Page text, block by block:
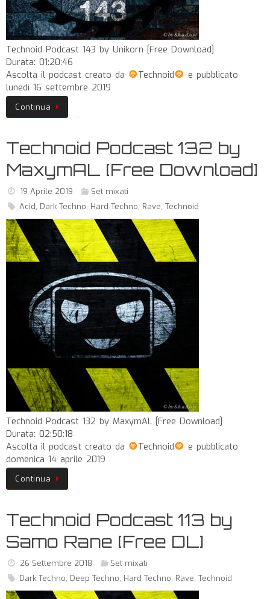
Technoid Podcast 143 by Unikorn [Free Download]
Durata: 01:20:46
Ascolta il podcast creato da
Technoid
e pubblicato
lunedì 16 settembre 2019
Continua
Technoid Podcast 132 by
MaxymAL [Free Download]
19 Aprile 2019
Set mixati
Acid, Dark Techno, Hard Techno, Rave, Technoid
Technoid Podcast 132 by MaxymAL [Free Download]
Durata: 02:50:18
Ascolta il podcast creato da
Technoid
e pubblicato
domenica 14 aprile 2019
Continua
Technoid Podcast 113 by
Samo Rane [Free DL]
26 Settembre 2018
Set mixati
Dark Techno, Deep Techno, Hard Techno, Rave, Technoid